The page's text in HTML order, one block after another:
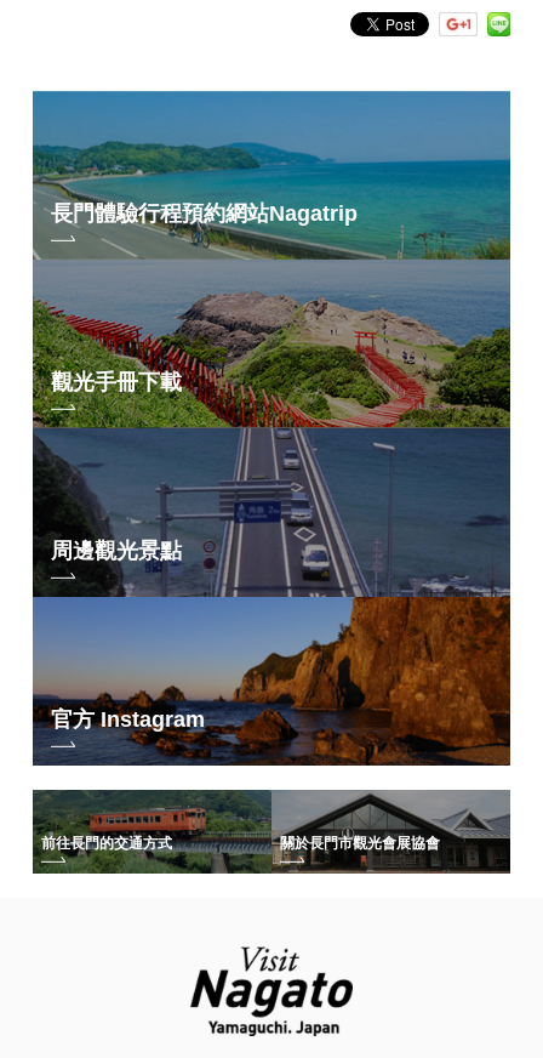
長門體驗行程預約網站Nagatrip
觀光手冊下載
周邊觀光景點
官方 Instagram
前往長門的交通方式 關於長門市觀光會展協會